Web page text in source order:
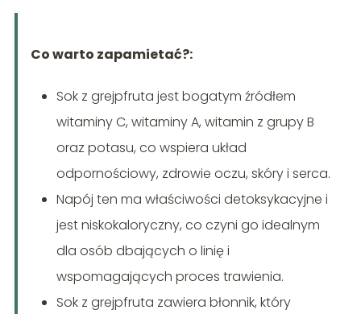
Co warto zapamietać?:
Sok z grejpfruta jest bogatym źródłem
witaminy C, witaminy A, witamin z grupy B
oraz potasu, co wspiera układ
odpornościowy, zdrowie oczu, skóry i serca.
Napój ten ma właściwości detoksykacyjne i
jest niskokaloryczny, co czyni go idealnym
dla osób dbających o linię i
wspomagających proces trawienia.
Sok z grejpfruta zawiera błonnik, który